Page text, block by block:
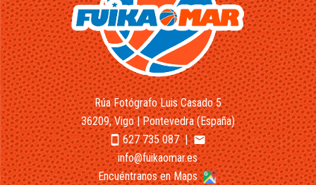
Rúa Fotógrafo Luis Casado 5
36209, Vigo | Pontevedra (España)
smartphone627 735 087|email
info@fuikaomar.es
Encuéntranos en Maps